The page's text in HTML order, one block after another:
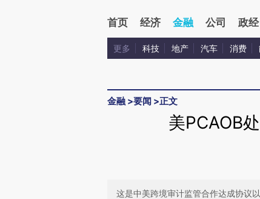
首页 经济 金融 公司 政经
更多 科技 地产 汽车 消费
金融 >要闻 >正文
美PCAOB
这是中美跨境审计监管合作达成协议